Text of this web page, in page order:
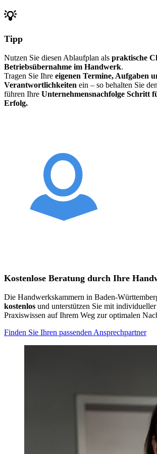
💡
Tipp
Nutzen Sie diesen Ablaufplan als praktische
Betriebsübernahme im Handwerk.
Tragen Sie Ihre eigenen Termine, Aufgaben
Verantwortlichkeiten ein – so behalten Sie
führen Ihre Unternehmensnachfolge Schritt
Erfolg.
Kostenlose Beratung durch Ihre
Die Handwerkskammern in Baden-
kostenlos und unterstützen Sie mit
Praxiswissen auf Ihrem Weg zur optimalen
Finden Sie Ihren passenden Ansprechpartner